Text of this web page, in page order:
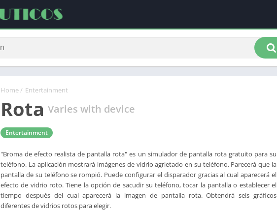
Home/ Entertainment
Rota Varies with device
Entertainment
"Broma de efecto realista de pantalla rota" es un simulador de pantalla rota gratuito para su
teléfono. La aplicación mostrará imágenes de vidrio agrietado en su teléfono. Parecerá que la
pantalla de su teléfono se rompió. Puede configurar el disparador gracias al cual aparecerá el
efecto de vidrio roto. Tiene la opción de sacudir su teléfono, tocar la pantalla o establecer el
tiempo después del cual aparecerá la imagen de pantalla rota. Obtendrá seis gráficos
diferentes de vidrios rotos para elegir.